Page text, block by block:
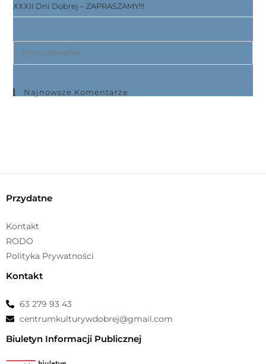
XXXII Dni Dobrej – ZAPRASZAMY!!!
Najnowsze Komentarze
Przydatne
Kontakt
RODO
Polityka Prywatności
Kontakt
63 279 93 43
centrumkulturywdobrej@gmail.com
Biuletyn Informacji Publicznej